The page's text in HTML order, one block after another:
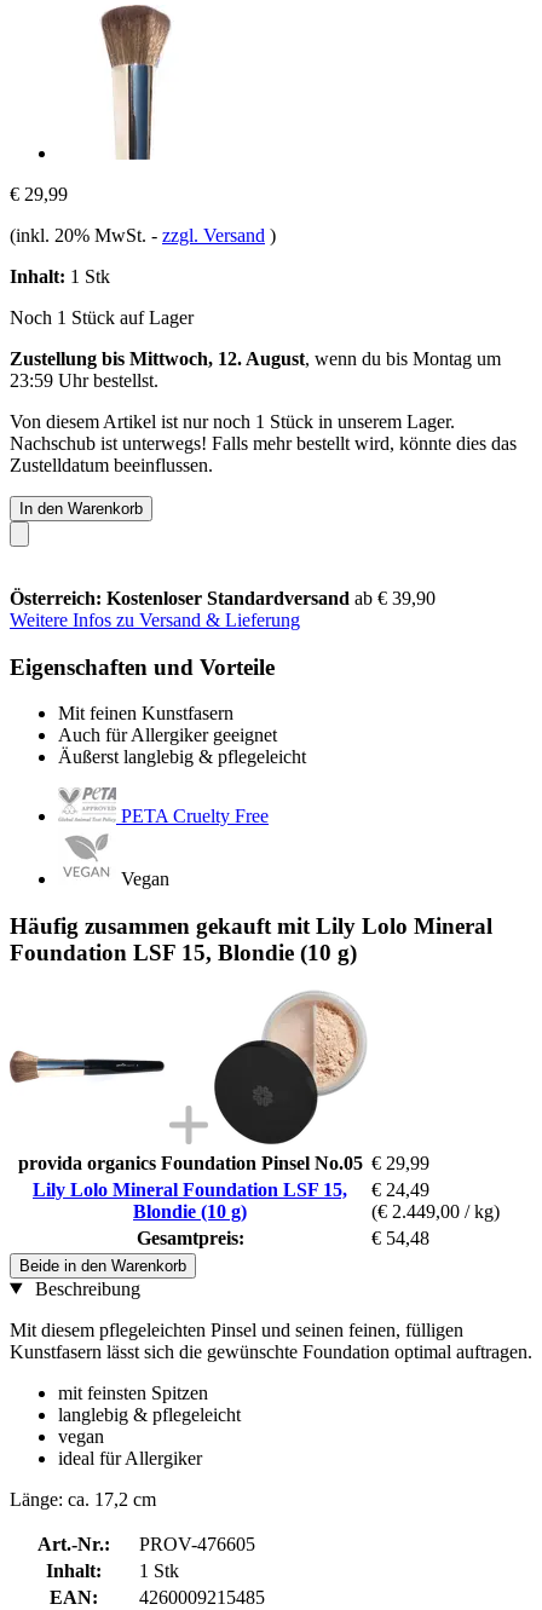
€ 29,99
(inkl. 20% MwSt. - zzgl. Versand )
Inhalt: 1 Stk
Noch 1 Stück auf Lager
Zustellung bis Mittwoch, 12. August, wenn du bis Montag um
23:59 Uhrbestellst.
Von diesem Artikel ist nur noch 1 Stück in unserem Lager.
Nachschub ist unterwegs! Falls mehr bestellt wird, könnte dies das
Zustelldatum beeinflussen.
In den Warenkorb
Österreich: Kostenloser Standardversand ab € 39,90
Weitere Infos zu Versand & Lieferung
Eigenschaften und Vorteile
Mit feinen Kunstfasern
Auch für Allergiker geeignet
Äußerst langlebig & pflegeleicht
PETA Cruelty Free
Vegan
Häufig zusammen gekauft mit Lily Lolo Mineral
Foundation LSF 15, Blondie (10 g)
provida organics Foundation Pinsel No.05 € 29,99
Lily Lolo Mineral Foundation LSF 15,
Blondie (10 g)
€ 24,49
(€ 2.449,00 / kg)
Gesamtpreis:
€ 54,48
Beide in den Warenkorb
Beschreibung
Mit diesem pflegeleichten Pinsel und seinen feinen, fülligen
Kunstfasern lässt sich die gewünschte Foundation optimal auftragen.
mit feinsten Spitzen
langlebig & pflegeleicht
vegan
ideal für Allergiker
Länge: ca. 17,2 cm
Art.-Nr.:
PROV-476605
Inhalt:
1 Stk
EAN:
4260009215485